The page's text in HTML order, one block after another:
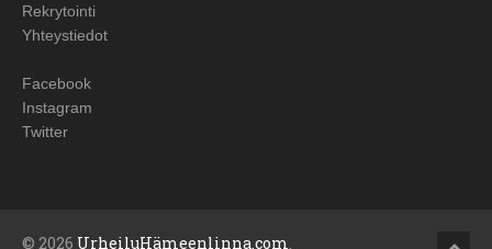
Rekrytointi
Yhteystiedot
Facebook
Instagram
Twitter
© 2026 UrheiluHämeenlinna.com